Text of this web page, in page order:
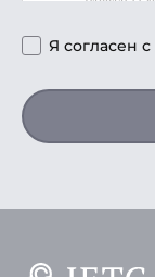
Я согласен с